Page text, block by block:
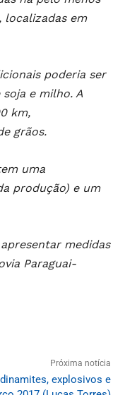
localizadas em
poderia ser
e milho. A
km,
grãos.
uma
produção) e um
medidas
Paraguai-
Próxima notícia
explosivos e